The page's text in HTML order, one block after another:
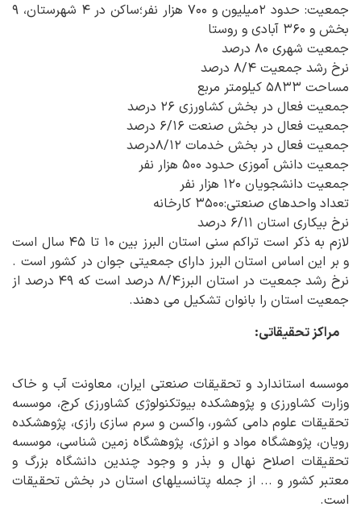
جمعیت: حدود ۲میلیون و ۷۰۰ هزار نفر؛ساکن در ۴ شهرستان، ۹
بخش و ۳۶۰ آبادی و روستا
جمعیت شهری ۸۰ درصد
نرخ رشد جمعیت ۸/۴ درصد
مساحت ۵۸۳۳ کیلومتر مربع
جمعیت فعال در بخش کشاورزی ۲۶ درصد
جمعیت فعال در بخش صنعت ۶/۱۶ درصد
جمعیت فعال در بخش خدمات ۸/۱۲درصد
جمعیت دانش آموزی حدود ۵۰۰ هزار نفر
جمعیت دانشجویان ۱۲۰ هزار نفر
تعداد واحدهای صنعتی:۳۵۰۰ کارخانه
نرخ بیکاری استان ۶/۱۱ درصد
لازم به ذکر است تراکم سنی استان البرز بین ۱۰ تا ۴۵ سال است
و بر این اساس استان البرز دارای جمعیتی جوان در کشور است .
نرخ رشد جمعیت در استان البرز۸/۴ درصد است که ۴۹ درصد از
جمعیت استان را بانوان تشکیل می دهند.
مراکز تحقیقاتی:
موسسه استاندارد و تحقیقات صنعتی ایران، معاونت آب و خاک
وزارت کشاورزی و پژوهشکده بیوتکنولوژی کشاورزی کرج، موسسه
تحقیقات علوم دامی کشور، واکسن و سرم سازی رازی، پژوهشکده
رویان، پژوهشگاه مواد و انرژی، پژوهشگاه زمین شناسی، موسسه
تحقیقات اصلاح نهال و بذر و وجود چندین دانشگاه بزرگ و
معتبر کشور و ... از جمله پتانسیلهای استان در بخش تحقیقات
است.